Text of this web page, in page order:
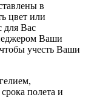
в
цвет или
для Вас
Ваши
учесть Ваши
полета и